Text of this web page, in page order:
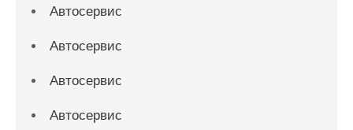
Автосервис
Автосервис
Автосервис
Автосервис